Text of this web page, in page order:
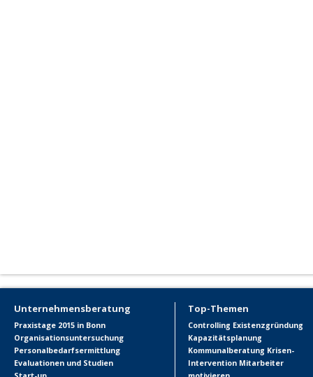
Unternehmensberatung
Praxistage 2015 in Bonn
Organisationsuntersuchung
Personalbedarfsermittlung
Evaluationen und Studien
Top-Themen
Controlling Existenzgründung
Kapazitätsplanung
Kommunalberatung Krisen-
Intervention Mitarbeiter